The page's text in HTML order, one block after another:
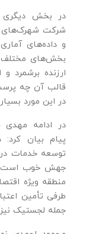
در بخش دیگری
شرکت شهرک‌های
و داده‌های
بخش‌های مختلف
ارزنده برشمرد
قالب آن چه
در این مورد
در ادامه مهدی
پیام بیان
توسعه خدمات
جهش خوب است
منطقه ویژه
طرفی تأمین
جمله لجستیک